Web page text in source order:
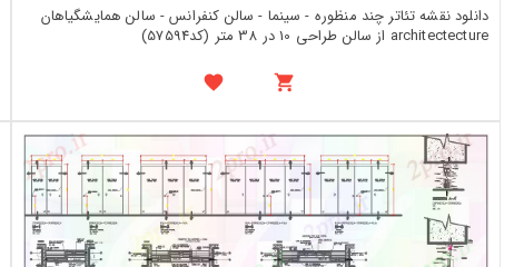
دانلود نقشه تئاتر چند منظوره - سینما - سالن کنفرانس - سالن همایشگیاهان
architectecture از سالن طراحی 10 در 38 متر (کد57594)